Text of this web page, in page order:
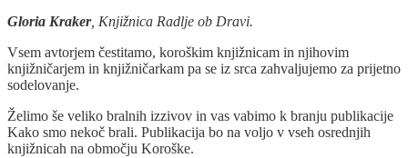
Gloria Kraker, Knjižnica Radlje ob Dravi.
Vsem avtorjem čestitamo, koroškim knjižnicam in njihovim
knjižničarjem in knjižničarkam pa se iz srca zahvaljujemo za prijetno
sodelovanje.
Želimo še veliko bralnih izzivov in vas vabimo k branju publikacije
Kako smo nekoč brali. Publikacija bo na voljo v vseh osrednjih
knjižnicah na območju Koroške.